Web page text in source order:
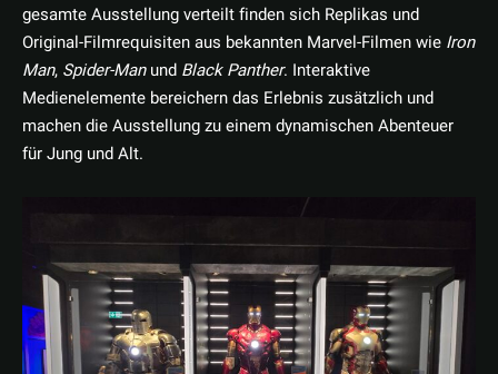
gesamte Ausstellung verteilt finden sich Replikas und
Original-Filmrequisiten aus bekannten Marvel-Filmen wie Iron
Man, Spider-Manund Black Panther. Interaktive
Medienelemente bereichern das Erlebnis zusätzlich und
machen die Ausstellung zu einem dynamischen Abenteuer
für Jung und Alt.